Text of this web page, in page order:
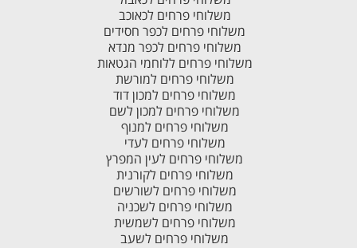
משלוחי פרחים לכאוכב
משלוחי פרחים לכפר חסידים
משלוחי פרחים לכפר מנדא
משלוחי פרחים ללוחמי הגטאות
משלוחי פרחים למורשת
משלוחי פרחים למכון דוד
משלוחי פרחים למכון לשם
משלוחי פרחים למנוף
משלוחי פרחים לעדי
משלוחי פרחים לעין המפרץ
משלוחי פרחים לקורנית
משלוחי פרחים לשורשים
משלוחי פרחים לשכניה
משלוחי פרחים לשמשית
משלוחי פרחים לשעב